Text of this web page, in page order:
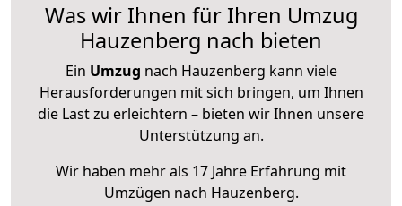
Was wir Ihnen für Ihren Umzug
Hauzenberg nach bieten
Ein Umzug nach Hauzenberg kann viele
Herausforderungen mit sich bringen, um Ihnen
die Last zu erleichtern – bieten wir Ihnen unsere
Unterstützung an.
Wir haben mehr als 17 Jahre Erfahrung mit
Umzügen nach Hauzenberg.